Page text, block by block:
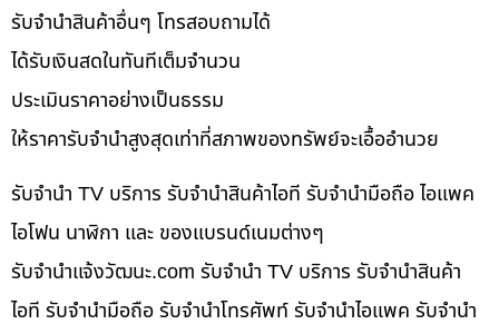
รับจำนำสินค้าอื่นๆ โทรสอบถามได้
ได้รับเงินสดในทันทีเต็มจำนวน
ประเมินราคาอย่างเป็นธรรม
ให้ราคารับจำนำสูงสุดเท่าที่สภาพของทรัพย์จะเอื้ออำนวย
รับจำนำ TV บริการ รับจำนำสินค้าไอที รับจำนำมือถือ ไอแพค
ไอโฟน นาฬิกา และ ของแบรนด์เนมต่างๆ
รับจํานําแจ้งวัฒนะ.com รับจำนำ TV บริการ รับจำนำสินค้า
ไอที รับจำนำมือถือ รับจำนำโทรศัพท์ รับจำนำไอแพค รับจำนำ